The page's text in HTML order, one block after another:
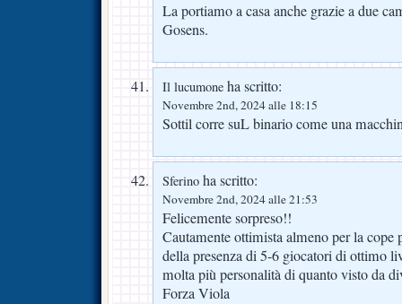
La portiamo a casa anche grazie a due
Gosens.
Il lucumone ha scritto:
Novembre 2nd, 2024 alle 18:15
Sottil corre suL binario come una
Sferino ha scritto:
Novembre 2nd, 2024 alle 21:53
Felicemente sorpreso!!
Cautamente ottimista almeno per la cope
della presenza di 5-6 giocatori di ottimo
molta più personalità di quanto visto da
Forza Viola